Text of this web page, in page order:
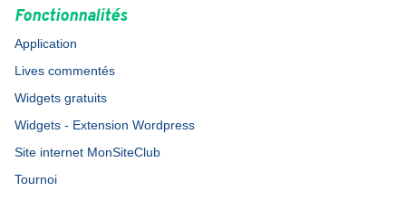
Fonctionnalités
Application
Lives commentés
Widgets gratuits
Widgets - Extension Wordpress
Site internet MonSiteClub
Tournoi